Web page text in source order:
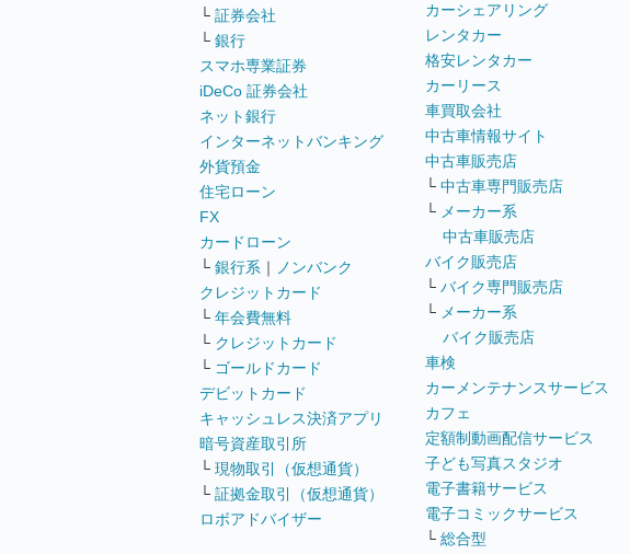
└ 証券会社
└ 銀行
スマホ専業証券
iDeCo 証券会社
ネット銀行
インターネットバンキング
外貨預金
住宅ローン
FX
カードローン
└ 銀行系 ｜
ノンバンク
クレジットカード
└ 年会費無料
└ クレジットカード
└ ゴールドカード
デビットカード
キャッシュレス決済アプリ
暗号資産取引所
└ 現物取引（仮想通貨）
└ 証拠金取引（仮想通貨）
ロボアドバイザー
カーシェアリング
レンタカー
格安レンタカー
カーリース
車買取会社
中古車情報サイト
中古車販売店
└ 中古車専門販売店
└ メーカー系
中古車販売店
バイク販売店
└ バイク専門販売店
└ メーカー系
バイク販売店
車検
カーメンテナンスサービス
カフェ
定額制動画配信サービス
子ども写真スタジオ
電子書籍サービス
電子コミックサービス
└ 総合型